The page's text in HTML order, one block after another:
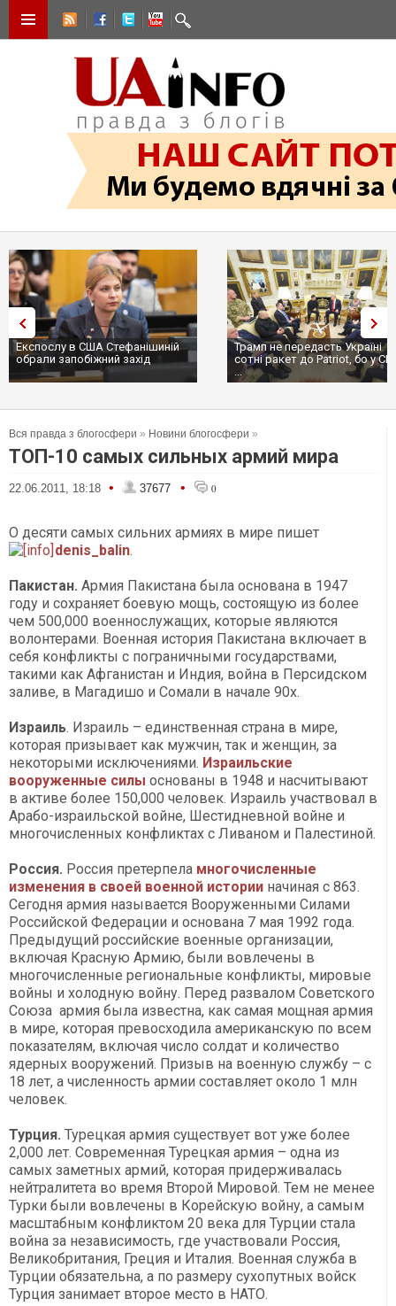
Експослу в США Стефанішиній
обрали запобіжний захід
Трамп не передасть Україні
сотні ракет до Patriot, бо у
...
Вся правда з блогосфери » Новини блогосфери »
ТОП-10 самых сильных армий мира
22.06.2011, 18:18 • 37677 • 0
О десяти самых сильних армиях в мире пишет
denis_balin.
Пакистан. Армия Пакистана была основана в 1947
году и сохраняет боевую мощь, состоящую из более
чем 500,000 военнослужащих, которые являются
волонтерами. Военная история Пакистана включает в
себя конфликты с пограничными государствами,
такими как Афганистан и Индия, война в Персидском
заливе, в Магадишо и Сомали в начале 90х.
Израиль. Израиль – единственная страна в мире,
которая призывает как мужчин, так и женщин, за
некоторыми исключениями. Израильские
вооруженные силы основаны в 1948 и насчитывают
в активе более 150,000 человек. Израиль участвовал в
Арабо-израильской войне, Шестидневной войне и
многочисленных конфликтах с Ливаном и Палестиной.
Россия. Россия претерпела многочисленные
изменения в своей военной истории начиная с 863.
Сегодня армия называется Вооруженными Силами
Российской Федерации и основана 7 мая 1992 года.
Предыдущий российские военные организации,
включая Красную Армию, были вовлечены в
многочисленные региональные конфликты, мировые
войны и холодную войну. Перед развалом Советского
Союза армия была известна, как самая мощная армия
в мире, которая превосходила американскую по всем
показателям, включая число солдат и количество
ядерных вооружений. Призыв на военную службу – с
18 лет, а численность армии составляет около 1 млн
человек.
Турция. Турецкая армия существует вот уже более
2,000 лет. Современная Турецкая армия – одна из
самых заметных армий, которая придерживалась
нейтралитета во время Второй Мировой. Тем не менее
Турки были вовлечены в Корейскую войну, а самым
масштабным конфликтом 20 века для Турции стала
война за независимость, где участвовали Россия,
Великобритания, Греция и Италия. Военная служба в
Турции обязательна, а по размеру сухопутных войск
Турция занимает второе место в НАТО.